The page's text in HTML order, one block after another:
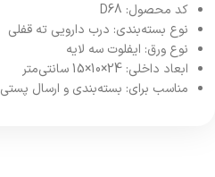
کد محصول: D68
نوع بسته‌بندی: درب دارویی ته قفلی
نوع ورق: ایفلوت سه لایه
ابعاد داخلی: 24×10×15 سانتی‌متر
مناسب برای: بسته‌بندی و ارسال پستی